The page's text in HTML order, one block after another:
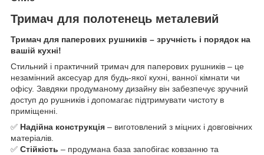
Тримач для полотенець металевий
Тримач для паперових рушників – зручність і порядок на
вашій кухні!
Стильний і практичний тримач для паперових рушників – це
незамінний аксесуар для будь-якої кухні, ванної кімнати чи
офісу. Завдяки продуманому дизайну він забезпечує зручний
доступ до рушників і допомагає підтримувати чистоту в
приміщенні.
✅ Надійна конструкція – виготовлений з міцних і довговічних
матеріалів.
✅ Стійкість – продумана база запобігає ковзанню та